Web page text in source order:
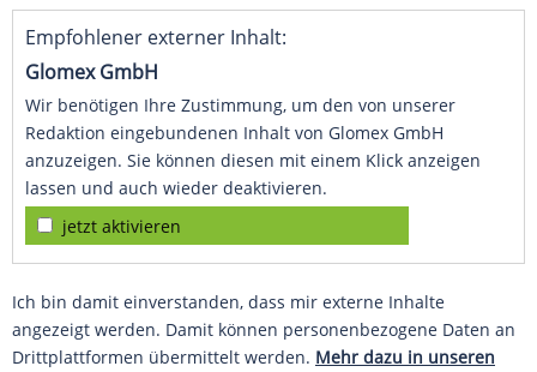
Empfohlener externer Inhalt:
Glomex GmbH
Wir benötigen Ihre Zustimmung, um den von unserer
Redaktion eingebundenen Inhalt von Glomex GmbH
anzuzeigen. Sie können diesen mit einem Klick anzeigen
lassen und auch wieder deaktivieren.
jetzt aktivieren
Ich bin damit einverstanden, dass mir externe Inhalte
angezeigt werden. Damit können personenbezogene Daten an
Drittplattformen übermittelt werden. Mehr dazu in unseren